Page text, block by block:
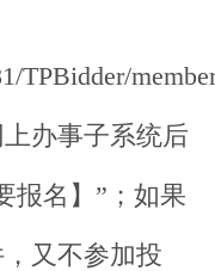
TPBidder/
办事子系统后
报名】”；如果
又不参加投